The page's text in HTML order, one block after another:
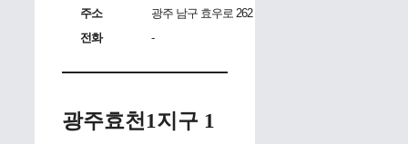
주소
광주 남구 효우로 262
전화
-
광주효천1지구 1